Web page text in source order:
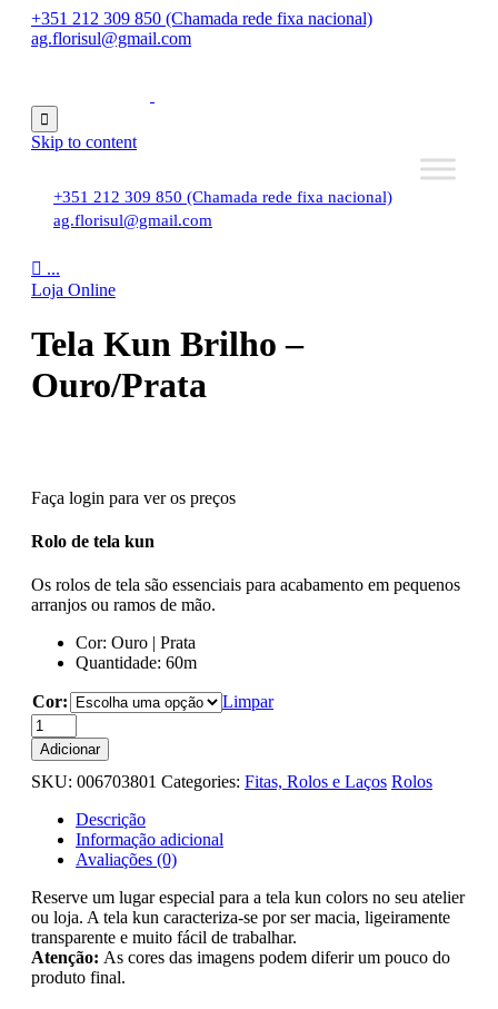
+351 212 309 850 (Chamada rede fixa nacional)
ag.florisul@gmail.com

Skip to content
+351 212 309 850 (Chamada rede fixa nacional)
ag.florisul@gmail.com
 ...
Loja Online
Tela Kun Brilho –
Ouro/Prata
Faça login para ver os preços
Rolo de tela kun
Os rolos de tela são essenciais para acabamento em pequenos
arranjos ou ramos de mão.
Cor: Ouro | Prata
Quantidade: 60m
Cor:
Limpar
Quantidade
de
Tela
Kun
Ouro/Prata
Adicionar
SKU: 006703801 Categories: Fitas, Rolos e Laços Rolos
Descrição
Informação adicional
Avaliações (0)
Reserve um lugar especial para a tela kun colors no seu atelier
ou loja. A tela kun caracteriza-se por ser macia, ligeiramente
transparente e muito fácil de trabalhar.
Atenção: As cores das imagens podem diferir um pouco do
produto final.